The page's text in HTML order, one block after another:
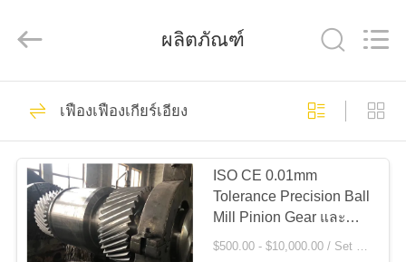
บ้าน
สินค้า
แสดง
Industries
CO.,LTD.
Gears ปีกนก
ผลิตภัณฑ์
เฟืองเฟืองเกียร์เอียง
ISO CE 0.01mm
Tolerance Precision Ball
Mill Pinion Gear และ
เฟืองเกียร์เตาเผาแบบ
$500.00 - $10,000.00 / Set MOQ:1 ตั้ง / ชุด